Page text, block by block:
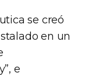
se creó
en un
e